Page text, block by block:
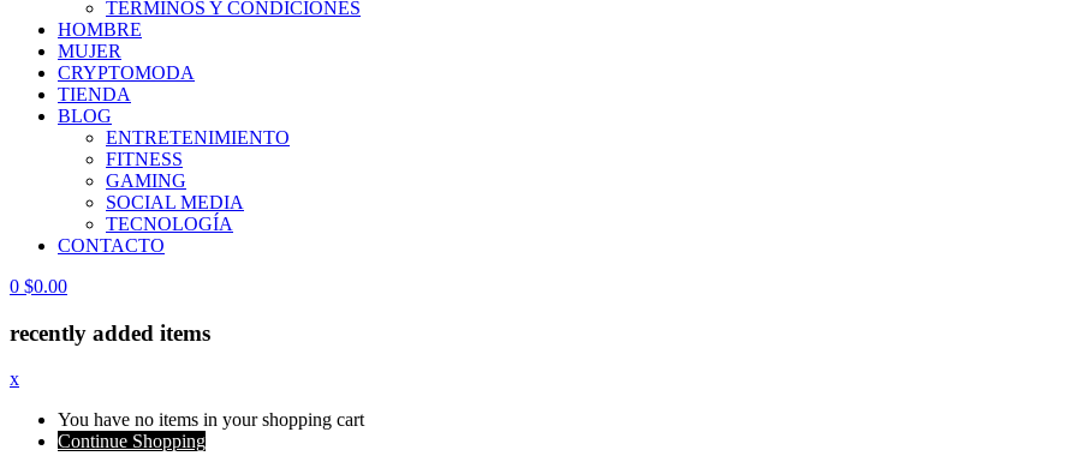
TERMINOS Y CONDICIONES
HOMBRE
MUJER
CRYPTOMODA
TIENDA
BLOG
ENTRETENIMIENTO
FITNESS
GAMING
SOCIAL MEDIA
TECNOLOGÍA
CONTACTO
0 $0.00
recently added items
x
You have no items in your shopping cart
Continue Shopping